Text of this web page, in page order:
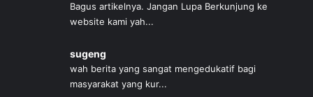
Bagus artikelnya. Jangan Lupa Berkunjung ke
website kami yah...
sugeng
wah berita yang sangat mengedukatif bagi
masyarakat yang kur...